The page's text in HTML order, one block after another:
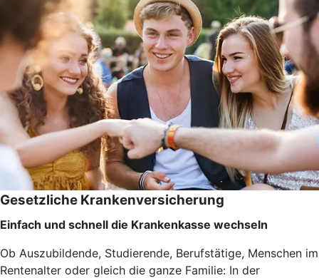
Gesetzliche Krankenversicherung
Einfach und schnell die Krankenkasse wechseln
Ob Auszubildende, Studierende, Berufstätige, Menschen im
Rentenalter oder gleich die ganze Familie: In der